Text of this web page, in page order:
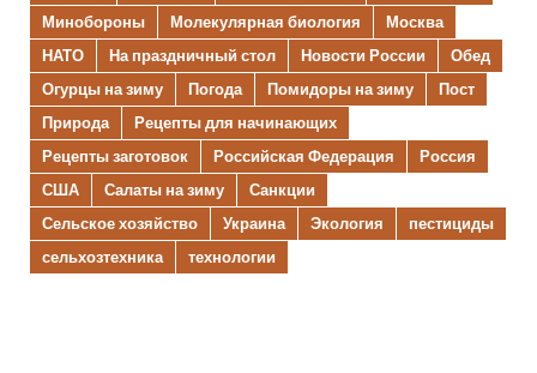
Минобороны
Молекулярная биология
Москва
НАТО
На праздничный стол Новости России
Обед
Огурцы на зиму
Погода Помидоры на зиму
Пост
Природа
Рецепты для начинающих
Рецепты заготовок
Российская Федерация
Россия
США
Салаты на зиму
Санкции
Сельское хозяйство
Украина Экология
пестициды
сельхозтехника
технологии